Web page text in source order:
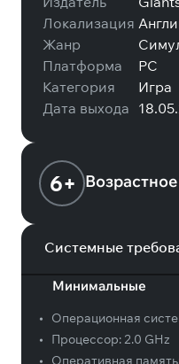
Локализация
Жанр
Платформа
PC
Категория
Игра
Дата выхода
6+
Системные
Минимальные
• Операционная
•
Процессор:2.0 GHz
•
Оперативная